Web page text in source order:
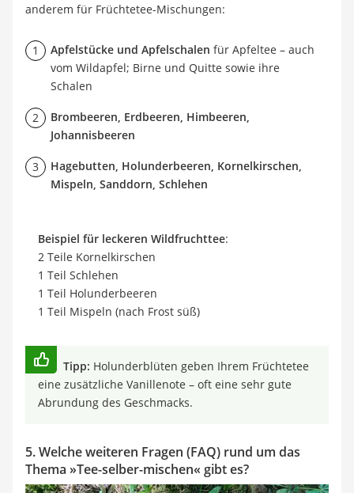
anderem für Früchtetee-Mischungen:
Apfelstücke und Apfelschalen für Apfeltee – auch
vom Wildapfel; Birne und Quitte sowie ihre
Schalen
Brombeeren, Erdbeeren, Himbeeren,
Johannisbeeren
Hagebutten, Holunderbeeren, Kornelkirschen,
Mispeln, Sanddorn, Schlehen
Beispiel für leckeren Wildfruchttee:
2 Teile Kornelkirschen
1 Teil Schlehen
1 Teil Holunderbeeren
1 Teil Mispeln (nach Frost süß)
Tipp: Holunderblüten geben Ihrem Früchtetee
eine zusätzliche Vanillenote – oft eine sehr gute
Abrundung des Geschmacks.
5. Welche weiteren Fragen (FAQ) rund um das
Thema »Tee-selber-mischen« gibt es?